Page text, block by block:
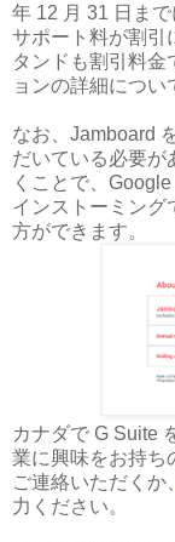
年 12 月 31 日ま
サポート料が割引
タンドも割引料金
ョンの詳細につい
なお、Jamboard
だいている必要が
くことで、
インストーミング
方ができます。
カナダで G Suite
業に興味をお持ち
ご連絡いただくか、
力ください。